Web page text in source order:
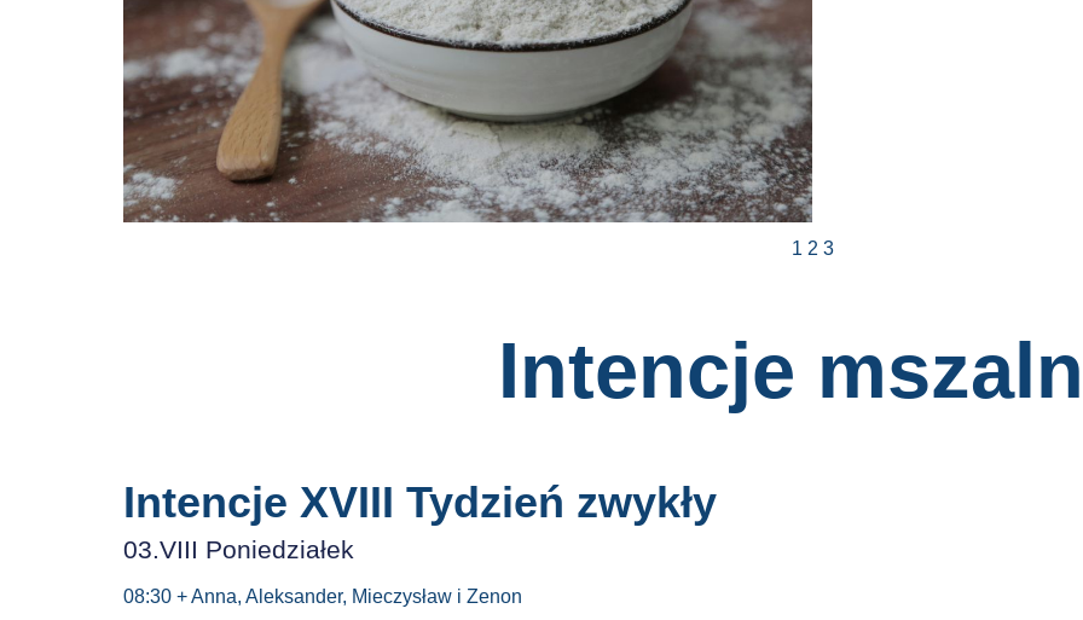
1 2 3
Intencje
Intencje XVIII Tydzień zwykły
03.VIII Poniedziałek
08:30 + Anna, Aleksander, Mieczysław i Zenon